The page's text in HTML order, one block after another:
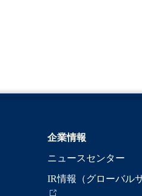
企業情報
ニュースセンター
IR情報（グローバル